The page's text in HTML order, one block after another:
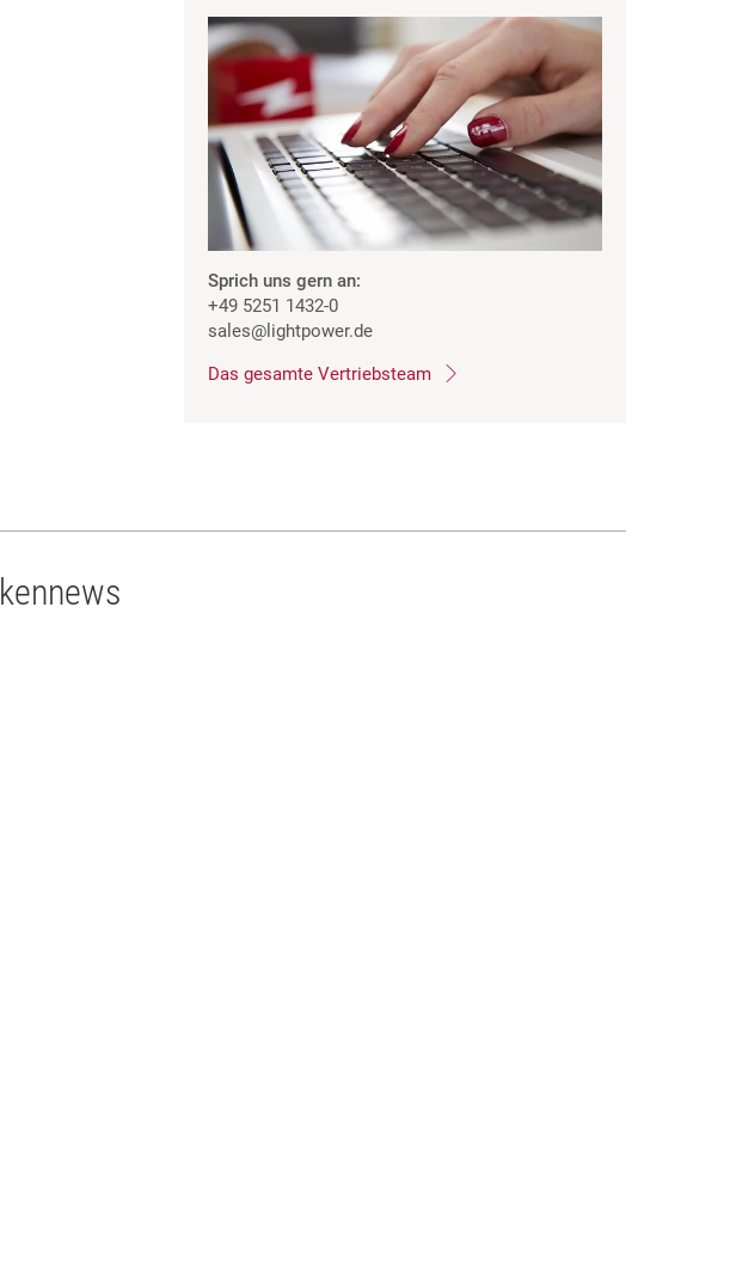
Sprich uns gern an:
+49 5251 1432-0
sales@lightpower.de
Das gesamte Vertriebsteam